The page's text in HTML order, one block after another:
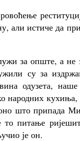
али истиче да
за опште, а не
су за
одузета,
народних
што припада
то питање
је он.